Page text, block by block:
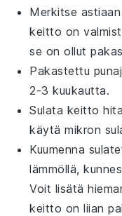
Merkitse
keitto on
se on ollut
Pakastettu
2-3 kuukautta.
Sulata keitto
käytä mikron
Kuumenna
lämmöllä,
Voit lisätä
keitto on liian